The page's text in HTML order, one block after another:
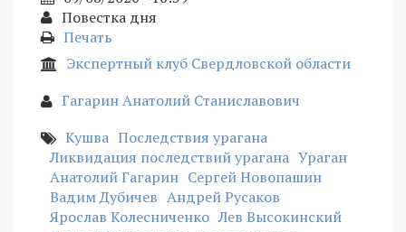
Повестка дня
Печать
Экспертный клуб Свердловской области
Гагарин Анатолий Станиславович
Кушва Последствия урагана
Ликвидация последствий урагана Ураган
Анатолий Гагарин Сергей Новопашин
Вадим Дубичев Андрей Русаков
Ярослав Колесниченко Лев Высокинский